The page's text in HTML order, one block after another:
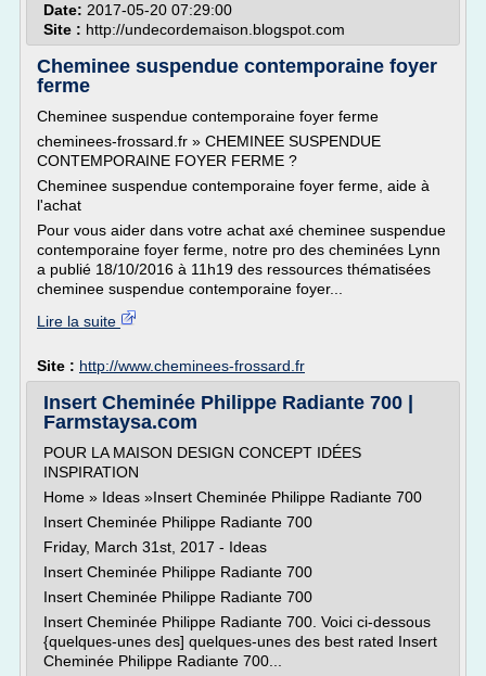
Date: 2017-05-20 07:29:00
Site : http://undecordemaison.blogspot.com
Cheminee suspendue contemporaine foyer
ferme
Cheminee suspendue contemporaine foyer ferme
cheminees-frossard.fr » CHEMINEE SUSPENDUE
CONTEMPORAINE FOYER FERME ?
Cheminee suspendue contemporaine foyer ferme, aide à
l'achat
Pour vous aider dans votre achat axé cheminee suspendue
contemporaine foyer ferme, notre pro des cheminées Lynn
a publié 18/10/2016 à 11h19 des ressources thématisées
cheminee suspendue contemporaine foyer...
Lire la suite
Site : http://www.cheminees-frossard.fr
Insert Cheminée Philippe Radiante 700 |
Farmstaysa.com
POUR LA MAISON DESIGN CONCEPT IDÉES
INSPIRATION
Home » Ideas »Insert Cheminée Philippe Radiante 700
Insert Cheminée Philippe Radiante 700
Friday, March 31st, 2017 - Ideas
Insert Cheminée Philippe Radiante 700
Insert Cheminée Philippe Radiante 700
Insert Cheminée Philippe Radiante 700. Voici ci-dessous
{quelques-unes des] quelques-unes des best rated Insert
Cheminée Philippe Radiante 700...